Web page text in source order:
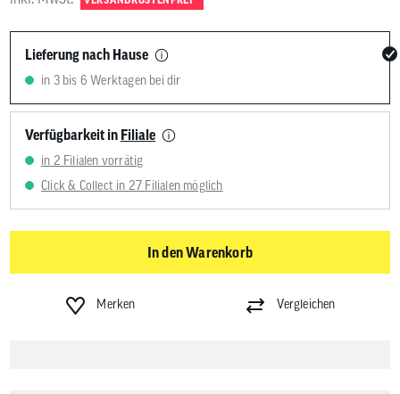
Lieferung nach Hause
in 3 bis 6 Werktagen bei dir
Verfügbarkeit in Filiale
in 2 Filialen vorrätig
Click & Collect in 27 Filialen möglich
In den Warenkorb
Merken Vergleichen